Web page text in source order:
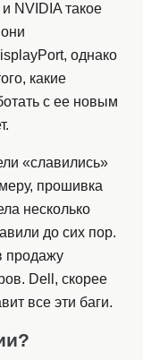
NVIDIA такое
однако
какие
с ее новым
«славились»
прошивка
несколько
до сих пор.
продажу
Dell, скорее
все эти баги.